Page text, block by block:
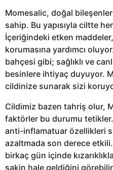
Momesalic, doğal
sahip. Bu yapısıyla ciltte
İçeriğindeki etken
korumasına yardımcı
bahçesi gibi; sağlıklı ve
besinlere ihtiyaç duyuyor.
cildinize sunarak sizi
Cildimiz bazen tahriş olur,
faktörler bu durumu
anti-inflamatuar özellikleri
azaltmada son derece
birkaç gün içinde
sakin hale geldiğini